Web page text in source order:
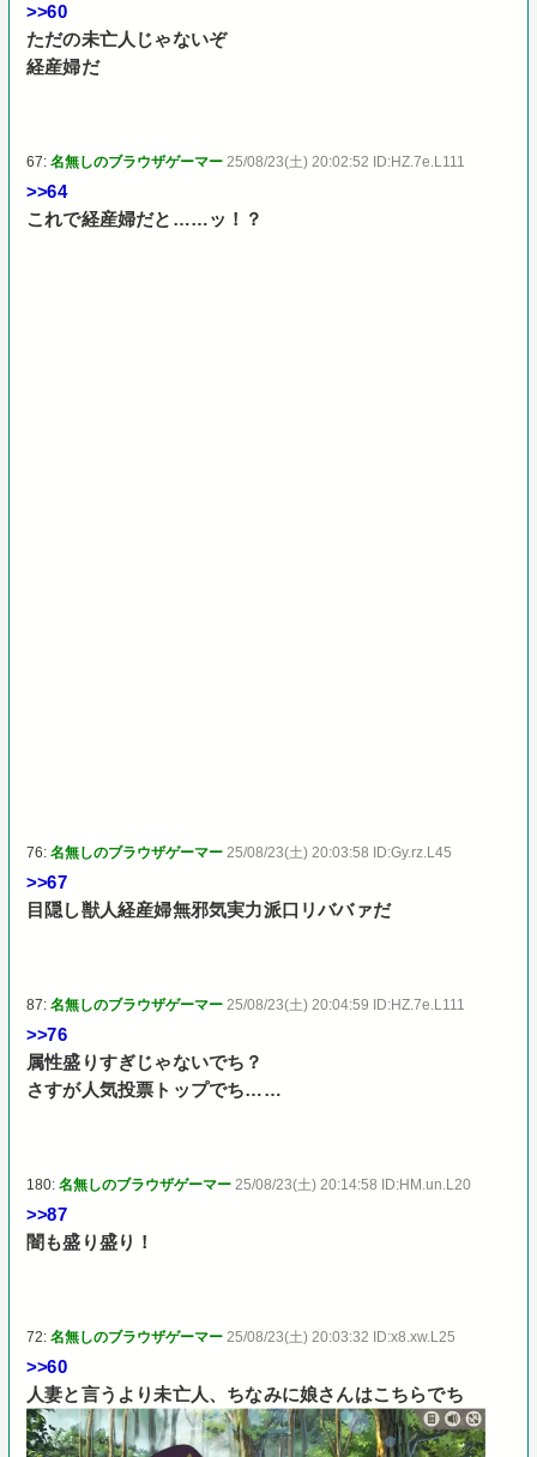
>>60
ただの未亡人じゃないぞ
経産婦だ
67:名無しのブラウザゲーマー 25/08/23(土) 20:02:52 ID:HZ.7e.L111
>>64
これで経産婦だと……ッ！？
76:名無しのブラウザゲーマー 25/08/23(土) 20:03:58 ID:Gy.rz.L45
>>67
目隠し獣人経産婦無邪気実力派口リババァだ
87:名無しのブラウザゲーマー 25/08/23(土) 20:04:59 ID:HZ.7e.L111
>>76
属性盛りすぎじゃないでち？
さすが人気投票トップでち……
180:名無しのブラウザゲーマー 25/08/23(土) 20:14:58 ID:HM.un.L20
>>87
闇も盛り盛り！
72:名無しのブラウザゲーマー 25/08/23(土) 20:03:32 ID:x8.xw.L25
>>60
人妻と言うより未亡人、ちなみに娘さんはこちらでち